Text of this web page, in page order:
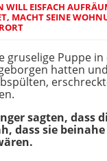
WILL EISFACH
MACHT SEINE
gruselige Puppe in
hatten
sagten, dass
dass sie